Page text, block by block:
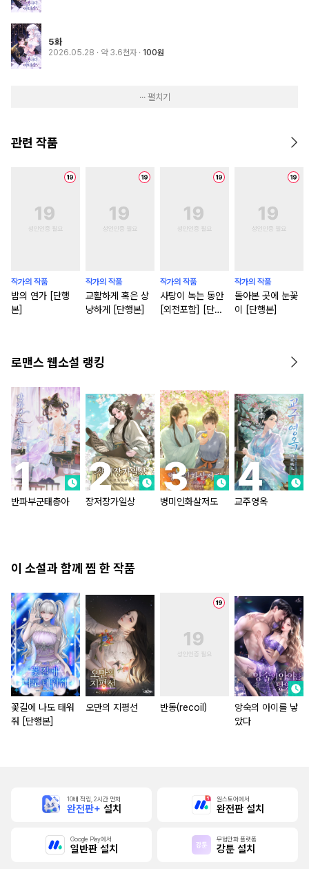
5화
2026.05.28 · 약 3.6천자 100원
··· 펼치기
관련 작품
작가의 작품
밤의 연가 [단행
본]
작가의 작품
교활하게 혹은 상
냥하게 [단행본]
작가의 작품
사탕이 녹는 동안
[외전포함] [단행
작가의 작품
돌아본 곳에 눈꽃
이 [단행본]
로맨스 웹소설 랭킹
반파부군태총아 장저장가일상 병미인화살저도 교주영옥
이 소설과 함께 찜 한 작품
꽃길에 나도 태워
줘 [단행본]
오만의 지평선 반동(recoil)
앙숙의 아이를 낳
았다
10배 적립, 2시간 먼저
완전판+ 설치
원스토어에서
완전판 설치
Google Play에서
일반판 설치
무협만화 플랫폼
강툰 설치